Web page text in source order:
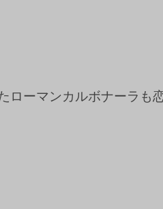
ーマンカルボナーラも